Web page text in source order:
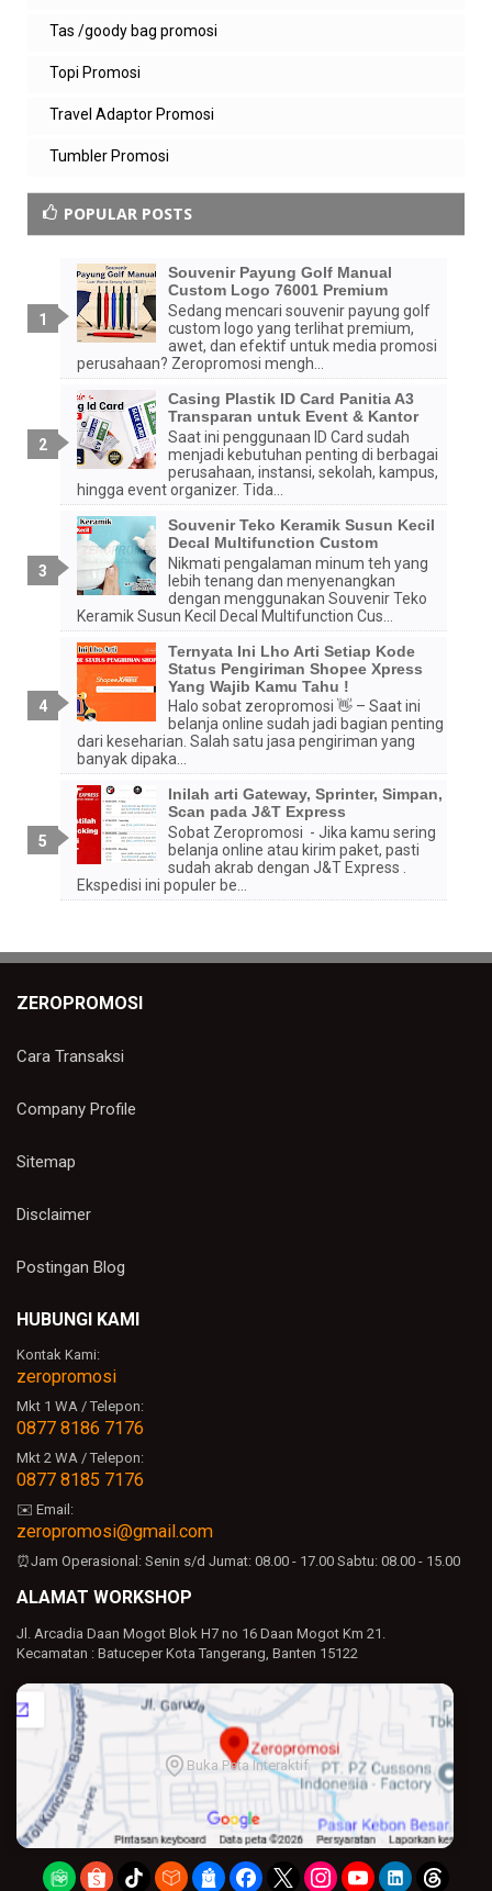
Tas /goody bag promosi
Topi Promosi
Travel Adaptor Promosi
Tumbler Promosi
POPULAR POSTS
Souvenir Payung Golf Manual
Custom Logo 76001 Premium
Sedang mencari souvenir payung golf
custom logo yang terlihat premium,
awet, dan efektif untuk media promosi
perusahaan? Zeropromosi mengh...
Casing Plastik ID Card Panitia A3
Transparan untuk Event & Kantor
Saat ini penggunaan ID Card sudah
menjadi kebutuhan penting di berbagai
perusahaan, instansi, sekolah, kampus,
hingga event organizer. Tida...
Souvenir Teko Keramik Susun Kecil
Decal Multifunction Custom
Nikmati pengalaman minum teh yang
lebih tenang dan menyenangkan
dengan menggunakan Souvenir Teko
Keramik Susun Kecil Decal Multifunction Cus...
Ternyata Ini Lho Arti Setiap Kode
Status Pengiriman Shopee Xpress
Yang Wajib Kamu Tahu !
Halo sobat zeropromosi 👋 – Saat ini
belanja online sudah jadi bagian penting
dari keseharian. Salah satu jasa pengiriman yang
banyak dipaka...
Inilah arti Gateway, Sprinter, Simpan,
Scan pada J&T Express
Sobat Zeropromosi - Jika kamu sering
belanja online atau kirim paket, pasti
sudah akrab dengan J&T Express .
Ekspedisi ini populer be...
ZEROPROMOSI
Cara Transaksi
Company Profile
Sitemap
Disclaimer
Postingan Blog
HUBUNGI KAMI
Kontak Kami:
zeropromosi
Mkt 1 WA / Telepon:
0877 8186 7176
Mkt 2 WA / Telepon:
0877 8185 7176
✉️ Email:
zeropromosi@gmail.com
⏰Jam Operasional: Senin s/d Jumat: 08.00 - 17.00 Sabtu: 08.00 - 15.00
ALAMAT WORKSHOP
Jl. Arcadia Daan Mogot Blok H7 no 16 Daan Mogot Km 21.
Kecamatan : Batuceper Kota Tangerang, Banten 15122
Buka Peta Interaktif